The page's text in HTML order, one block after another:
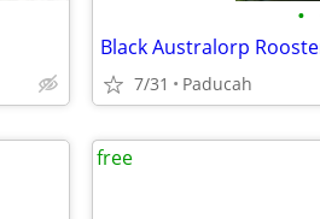
•
Black Australorp
7/31 Paducah
free